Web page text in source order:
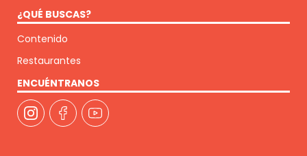
¿QUÉ BUSCAS?
Contenido
Restaurantes
ENCUÉNTRANOS